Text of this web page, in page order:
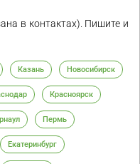
в контактах). Пишите и
Казань Новосибирск
Красноярск
Пермь
Екатеринбург